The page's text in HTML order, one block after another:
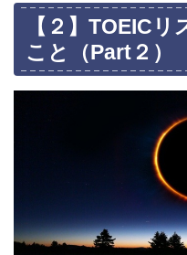
【２】TOEIC
こと（Part２）